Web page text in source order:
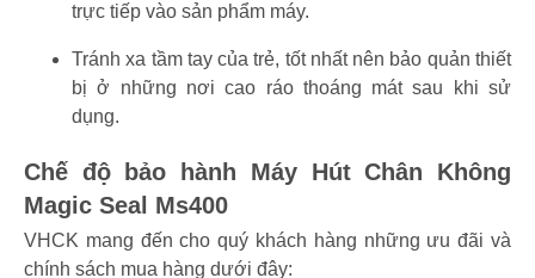
trực tiếp vào sản phẩm máy.
Tránh xa tầm tay của trẻ, tốt nhất nên bảo quản thiết
bị ở những nơi cao ráo thoáng mát sau khi sử
dụng.
Chế độ bảo hành Máy Hút Chân Không
Magic Seal Ms400
VHCK mang đến cho quý khách hàng những ưu đãi và
chính sách mua hàng dưới đây: